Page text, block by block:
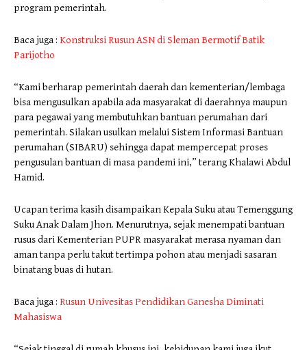
program pemerintah.
Baca juga : Konstruksi Rusun ASN di Sleman Bermotif Batik
Parijotho
“Kami berharap pemerintah daerah dan kementerian/lembaga
bisa mengusulkan apabila ada masyarakat di daerahnya maupun
para pegawai yang membutuhkan bantuan perumahan dari
pemerintah. Silakan usulkan melalui Sistem Informasi Bantuan
perumahan (SIBARU) sehingga dapat mempercepat proses
pengusulan bantuan di masa pandemi ini,” terang Khalawi Abdul
Hamid.
Ucapan terima kasih disampaikan Kepala Suku atau Temenggung
Suku Anak Dalam Jhon. Menurutnya, sejak menempati bantuan
rusus dari Kementerian PUPR masyarakat merasa nyaman dan
aman tanpa perlu takut tertimpa pohon atau menjadi sasaran
binatang buas di hutan.
Baca juga : Rusun Univesitas Pendidikan Ganesha Diminati
Mahasiswa